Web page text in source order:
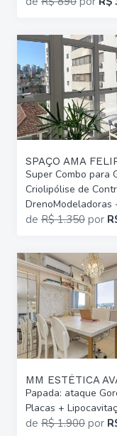
SPAÇO AMA
Super Combo para
Criolipólise de
de R$ 1.350 por
MM ESTÉTICA
Papada: ataque
Placas +
de R$ 1.900 por